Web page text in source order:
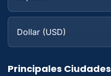
Principales Ciudades